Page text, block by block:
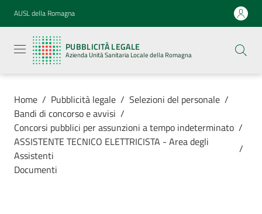
Vai al contenuto
Vai alla navigazione
Vai al footer
AUSL della Romagna
PUBBLICITÀ LEGALE
Azienda Unità Sanitaria Locale della Romagna
legale
Azienda
Unità
Locale della
Azienda
Home / Pubblicità legale / Selezioni del personale /
Bandi di concorso e avvisi /
Concorsi pubblici per assunzioni a tempo indeterminato /
ASSISTENTE TECNICO ELETTRICISTA - Area degli
Assistenti
/
Documenti